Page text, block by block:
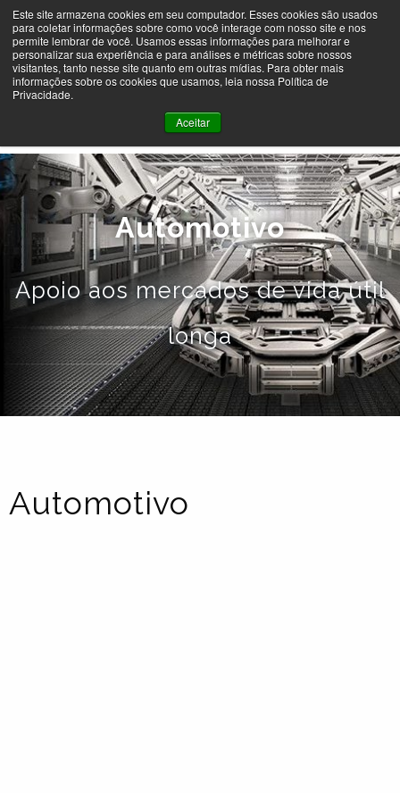
Este site armazena cookies em seu computador. Esses cookies são usados
para coletar informações sobre como você interage com nosso site e nos
permite lembrar de você. Usamos essas informações para melhorar e
personalizar sua experiência e para análises e métricas sobre nossos
visitantes, tanto nesse site quanto em outras mídias. Para obter mais
informações sobre os cookies que usamos, leia nossa Política de
Privacidade.
Aceitar
MENU
Automotivo
Apoio aos mercados de vida útil
longa
Automotivo